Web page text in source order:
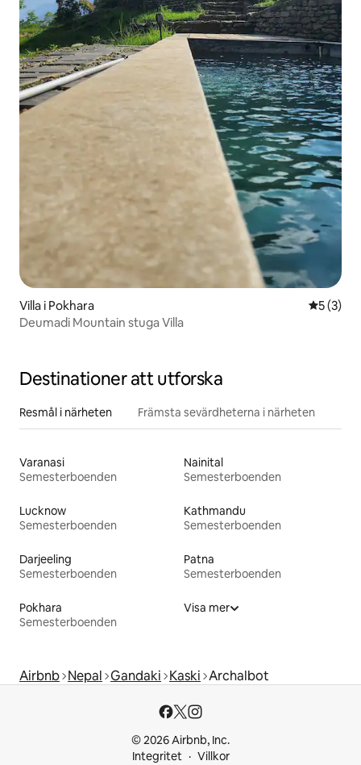
Villa i Pokhara 5 av 5 i
5 (3)
Deumadi Mountain stuga Villa
Destinationer att utforska
Resmål i närheten Främsta sevärdheterna i närheten
Varanasi
Semesterboenden
Nainital
Semesterboenden
Lucknow
Semesterboenden
Kathmandu
Semesterboenden
Darjeeling
Semesterboenden
Patna
Semesterboenden
Pokhara
Semesterboenden
Visa mer
Airbnb Nepal Gandaki Kaski Archalbot
© 2026 Airbnb, Inc.
Integritet
Villkor